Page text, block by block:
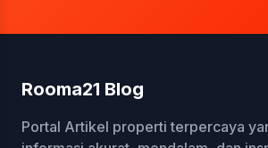
Rooma21 Blog
Portal Artikel properti terpercaya